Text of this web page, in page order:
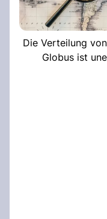
Die Verteilung
Globus ist